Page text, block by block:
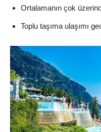
Ortalamanın çok
Toplu taşıma ulaşımı